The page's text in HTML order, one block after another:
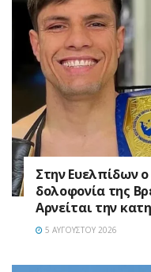
Στην Ευελπίδων
δολοφονία της
Αρνείται την
5 ΑΥΓΟΎΣΤΟΥ 2026